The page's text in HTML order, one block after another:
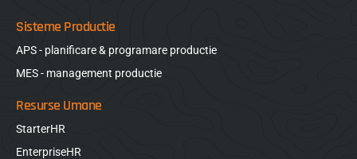
Sisteme Productie
APS - planificare & programare productie
MES - management productie
Resurse Umane
StarterHR
EnterpriseHR